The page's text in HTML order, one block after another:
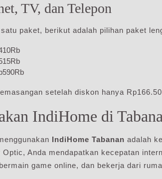
TV, dan Telepon
paket, berikut adalah pilihan paket
setelah diskon hanya
IndiHome di
IndiHome Tabanan adalah
Anda mendapatkan kecepatan
game online, dan bekerja dari